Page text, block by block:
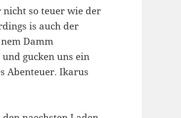
so teuer wie der
is auch der
Damm
gucken uns ein
Abenteuer. Ikarus